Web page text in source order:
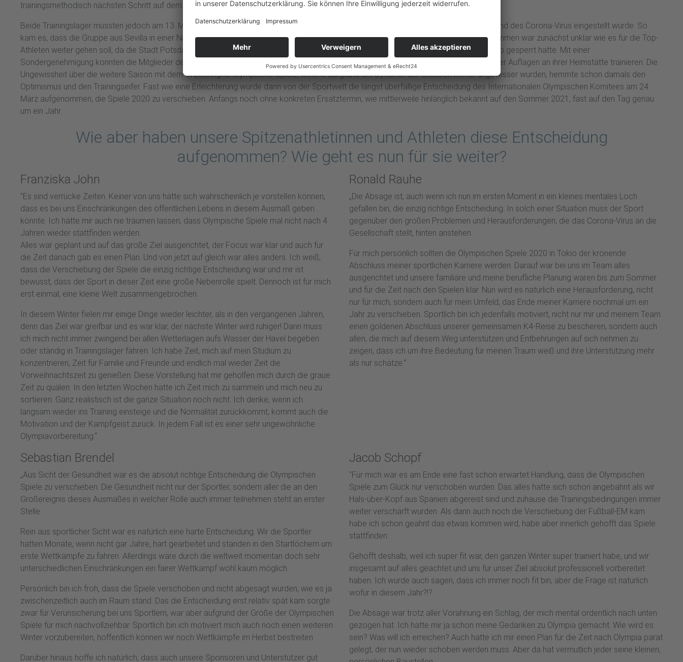
trainingsmethodisch nächsten Schritt auf dem Weg zu den Olympischen Spielen zu gehen.
Beide Trainingslager mussten jedoch am 13. März vorzeitig abgebrochen werden, da der Flugverkehr über Europa und in der Welt aufgrund des Corona-Virus eingestellt wurde. So
kam es, dass die Gruppe aus Sevilla in einer Nacht und Nebel Aktion quasi mit dem letzten Flieger nach Hause kam. In Potsdam angekommen war zunächst unklar wie es für die Top-
Athleten weiter gehen soll, da die Stadt Potsdam sämtliche Sportstätten inklusive des Luftschiffhafens für den Sport- und Trainingsbetrieb gesperrt hatte. Mit einer
Sondergenehmigung konnten die Mitglieder des Team-Tokio 2020 des Landessportbundes und der Sporthilfe Brandenburg weiterhin unter Auflagen an ihrer Heimstätte trainieren. Die
Ungewissheit über die weitere Saison mit dem Großereignis Olympische Spiele, welche aufgrund der Dynamik der Situation immer ungewisser wurden, hemmte schon damals den
Optimismus und den Trainingseifer. Fast wie eine Erleichterung wurde dann von der Sportwelt die längst überfällige Entscheidung des Internationalen Olympischen Komitees am 24.
März aufgenommen, die Spiele 2020 zu verschieben. Anfangs noch ohne konkreten Ersatztermin, wie mittlerweile hinlänglich bekannt auf den Sommer 2021, fast auf den Tag genau
um ein Jahr.
Wie aber haben unsere Spitzenathletinnen und Athleten diese Entscheidung
aufgenommen? Wie geht es nun für sie weiter?
Franziska John
"Es sind verrücke Zeiten. Keiner von uns hätte sich wahrscheinlich je vorstellen können,
dass es bei uns Einschränkungen des öffentlichen Lebens in diesem Ausmaß geben
könnte. Ich hätte mir auch nie träumen lassen, dass Olympische Spiele mal nicht nach 4
Jahren wieder stattfinden werden.
Alles war geplant und auf das große Ziel ausgerichtet, der Focus war klar und auch für
die Zeit danach gab es einen Plan. Und von jetzt auf gleich war alles anders. Ich weiß,
dass die Verschiebung der Spiele die einzig richtige Entscheidung war und mir ist
bewusst, dass der Sport in dieser Zeit eine große Nebenrolle spielt. Dennoch ist für mich
erst einmal, eine kleine Welt zusammengebrochen.
In diesem Winter fielen mir einige Dinge wieder leichter, als in den vergangenen Jahren,
denn das Ziel war greifbar und es war klar, der nächste Winter wird ruhiger! Dann muss
ich mich nicht immer zwingend bei allen Wetterlagen aufs Wasser der Havel begeben
oder ständig in Trainingslager fahren. Ich habe Zeit, mich auf mein Studium zu
konzentrieren, Zeit für Familie und Freunde und endlich mal wieder Zeit die
Vorweihnachtszeit zu genießen. Diese Vorstellung hat mir geholfen mich durch die graue
Zeit zu quälen. In den letzten Wochen hatte ich Zeit mich zu sammeln und mich neu zu
sortieren. Ganz realistisch ist die ganze Situation noch nicht. Ich denke, wenn ich
langsam wieder ins Training einsteige und die Normalität zurückkommt, kommt auch die
Motivation und der Kampfgeist zurück. In jedem Fall ist es einer sehr ungewöhnliche
Olympiavorbereitung.“
Ronald Rauhe
„Die Absage ist, auch wenn ich nun im ersten Moment in ein kleines mentales Loch
gefallen bin, die einzig richtige Entscheidung. In solch einer Situation muss der Sport
gegenüber den großen Problemen und Herausforderungen, die das Corona-Virus an die
Gesellschaft stellt, hinten anstehen.
Für mich persönlich sollten die Olympischen Spiele 2020 in Tokio der krönende
Abschluss meiner sportlichen Karriere werden. Darauf war bei uns im Team alles
ausgerichtet und unsere familiäre und meine berufliche Planung waren bis zum Sommer
und für die Zeit nach den Spielen klar. Nun wird es natürlich eine Herausforderung, nicht
nur für mich, sondern auch für mein Umfeld, das Ende meiner Karriere nochmal um ein
Jahr zu verschieben. Sportlich bin ich jedenfalls motiviert, nicht nur mir und meinem Team
einen goldenen Abschluss unserer gemeinsamen K4-Reise zu bescheren, sondern auch
allen, die mich auf diesem Weg unterstützen und Entbehrungen auf sich nehmen zu
zeigen, dass ich um ihre Bedeutung für meinen Traum weiß und ihre Unterstützung mehr
als nur schätze.“
Sebastian Brendel
„Aus Sicht der Gesundheit war es die absolut richtige Entscheidung die Olympischen
Spiele zu verschieben. Die Gesundheit nicht nur der Sportler, sondern aller die an den
Großereignis dieses Ausmaßes in welcher Rolle auch immer teilnehmen steht an erster
Stelle.
Rein aus sportlicher Sicht war es natürlich eine harte Entscheidung. Wir die Sportler
hatten Monate, wenn nicht gar Jahre, hart gearbeitet und standen in den Startlöchern um
erste Wettkämpfe zu fahren. Allerdings wäre durch die weltweit momentan doch sehr
unterschiedlichen Einschränkungen ein fairer Wettkampf wohl kaum möglich.
Persönlich bin ich froh, dass die Spiele verschoben und nicht abgesagt wurden, wie es ja
zwischenzeitlich auch im Raum stand. Das die Entscheidung erst relativ spät kam sorgte
zwar für Verunsicherung bei uns Sportlern, war aber aufgrund der Größe der Olympischen
Spiele für mich nachvollziehbar. Sportlich bin ich motiviert mich auch noch einen weiteren
Winter vorzubereiten, hoffentlich können wir noch Wettkämpfe im Herbst bestreiten.
Darüber hinaus hoffe ich natürlich, dass auch unsere Sponsoren und Unterstützer gut
Jacob Schopf
"Für mich war es am Ende eine fast schon erwartet Handlung, dass die Olympischen
Spiele zum Glück nur verschoben wurden. Das alles hatte sich schon angebahnt als wir
Hals-über-Kopf aus Spanien abgereist sind und zuhause die Trainingsbedingungen immer
weiter verschärft wurden. Als dann auch noch die Verschiebung der Fußball-EM kam
habe ich schon geahnt das etwas kommen wird, habe aber innerlich gehofft das Spiele
stattfinden.
Gehofft deshalb, weil ich super fit war, den ganzen Winter super trainiert habe, und wir
insgesamt auf alles geachtet und uns für unser Ziel absolut professionell vorbereitet
haben. Ich würde auch sagen, dass ich immer noch fit bin, aber die Frage ist natürlich
wofür in diesem Jahr?!?
Die Absage war trotz aller Vorahnung ein Schlag, der mich mental ordentlich nach unten
gezogen hat. Ich hatte mir ja schon meine Gedanken zu Olympia gemacht. Wie wird es
sein? Was will ich erreichen? Auch hatte ich mir einen Plan für die Zeit nach Olympia parat
gelegt, der nun wieder schoben werden muss. Aber da hat vermutlich jeder seine kleinen,